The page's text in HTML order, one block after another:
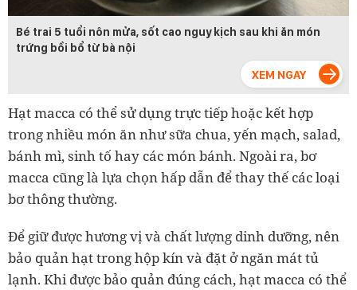
Bé trai 5 tuổi nôn mửa, sốt cao nguy kịch sau khi ăn món
trứng bồi bổ từ bà nội
Hạt macca có thể sử dụng trực tiếp hoặc kết hợp
trong nhiều món ăn như sữa chua, yến mạch, salad,
bánh mì, sinh tố hay các món bánh. Ngoài ra, bơ
macca cũng là lựa chọn hấp dẫn để thay thế các loại
bơ thông thường.
Để giữ được hương vị và chất lượng dinh dưỡng, nên
bảo quản hạt trong hộp kín và đặt ở ngăn mát tủ
lạnh. Khi được bảo quản đúng cách, hạt macca có thể